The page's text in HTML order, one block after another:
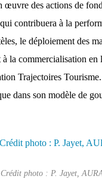
œuvre des actions de
contribuera à la
le déploiement des
à la commercialisation
Trajectoires
dans son modèle de
Crédit photo : P. Jayet,